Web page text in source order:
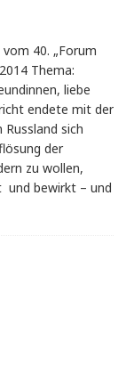
40. „Forum
Thema:
liebe
endete mit der
sich
der
zu wollen,
und bewirkt – und